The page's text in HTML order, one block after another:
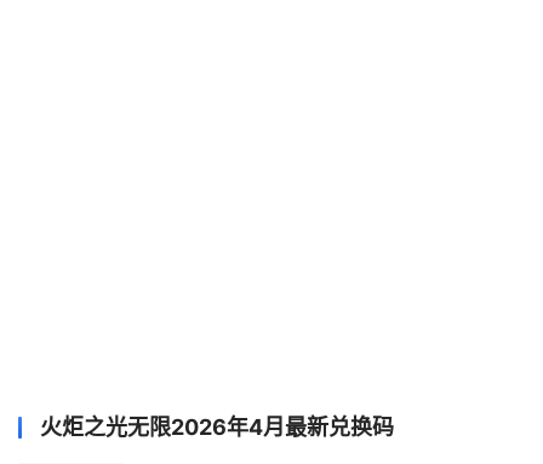
火炬之光无限2026年4月最新兑换码